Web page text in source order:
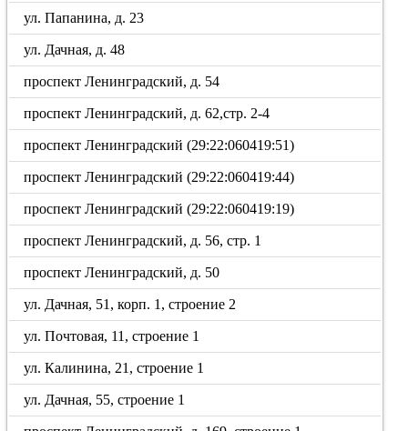
ул. Папанина, д. 23
ул. Дачная, д. 48
проспект Ленинградский, д. 54
проспект Ленинградский, д. 62,стр. 2-4
проспект Ленинградский (29:22:060419:51)
проспект Ленинградский (29:22:060419:44)
проспект Ленинградский (29:22:060419:19)
проспект Ленинградский, д. 56, стр. 1
проспект Ленинградский, д. 50
ул. Дачная, 51, корп. 1, строение 2
ул. Почтовая, 11, строение 1
ул. Калинина, 21, строение 1
ул. Дачная, 55, строение 1